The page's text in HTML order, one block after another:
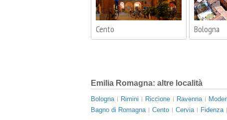
Cento Bologna
Emilia Romagna: altre località
Bologna Rimini Riccione Ravenna
Bagno di Romagna
Cento Cervia Fidenza